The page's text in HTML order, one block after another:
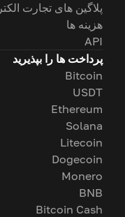
پلاگین های تجارت
هزینه ها
API
پرداخت ها را بپذیرید
Bitcoin
USDT
Ethereum
Solana
Litecoin
Dogecoin
Monero
BNB
Bitcoin Cash